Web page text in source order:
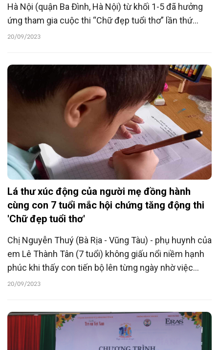
Hà Nội (quận Ba Đình, Hà Nội) từ khối 1-5 đã hưởng
ứng tham gia cuộc thi “Chữ đẹp tuổi thơ” lần thứ
nhất. Mỗi học sinh tham dự cuộc thi chép một
20/09/2023
Lá thư xúc động của người mẹ đồng hành
cùng con 7 tuổi mắc hội chứng tăng động thi
'Chữ đẹp tuổi thơ'
Chị Nguyễn Thuý (Bà Rịa - Vũng Tàu) - phụ huynh của
em Lê Thành Tân (7 tuổi) không giấu nổi niềm hạnh
phúc khi thấy con tiến bộ lên từng ngày nhờ việc
luyện chữ, tự tin dự thi "Chữ đẹp tuổi thơ" lần thứ
20/09/2023